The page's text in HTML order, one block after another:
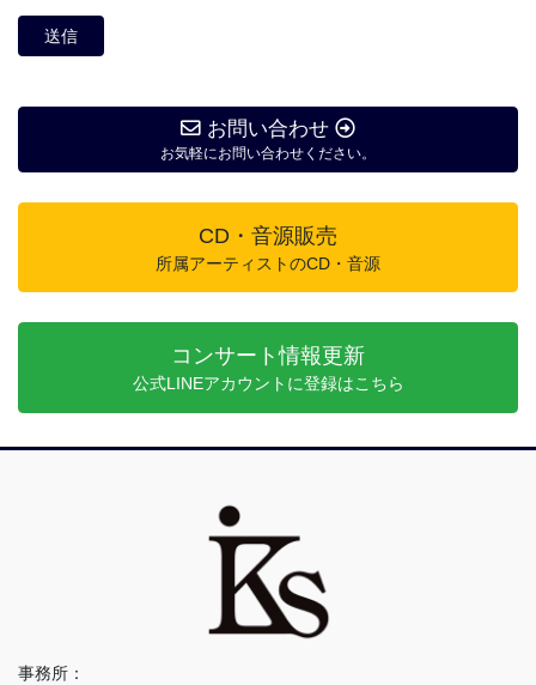
お問い合わせ
お気軽にお問い合わせください。
CD・音源販売
所属アーティストのCD・音源
コンサート情報更新
公式LINEアカウントに登録はこちら
事務所：